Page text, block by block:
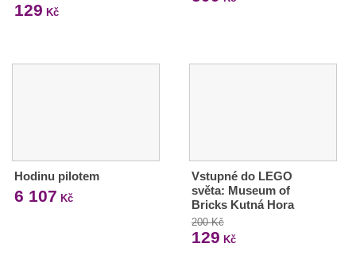
129 Kč
Hodinu pilotem
6 107 Kč
Vstupné do LEGO
světa: Museum of
Bricks Kutná Hora
200 Kč
129 Kč